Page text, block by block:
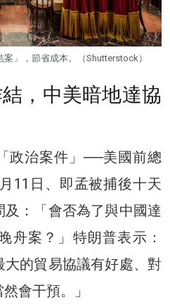
」，節省成本。（Shutterstock）
，中美暗地達協
政治案件」──美國前總
11日、即孟被捕後十天
：「會否為了與中國達
舟案？」特朗普表示：
大的貿易協議有好處、對
會干預。」